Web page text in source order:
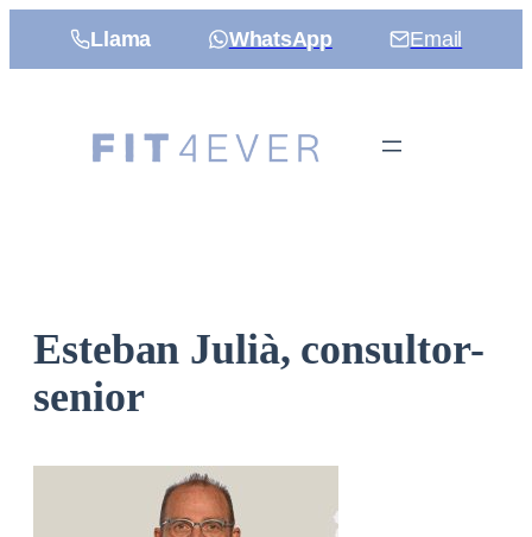
Llama WhatsApp Email
Esteban Julià, consultor-
senior